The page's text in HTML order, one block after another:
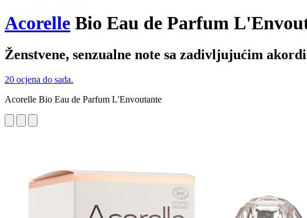
Acorelle Bio Eau de Parfum
Ženstvene, senzualne note sa zadivljujućim
20 ocjena do sada.
Acorelle Bio Eau de Parfum L'Envoutante